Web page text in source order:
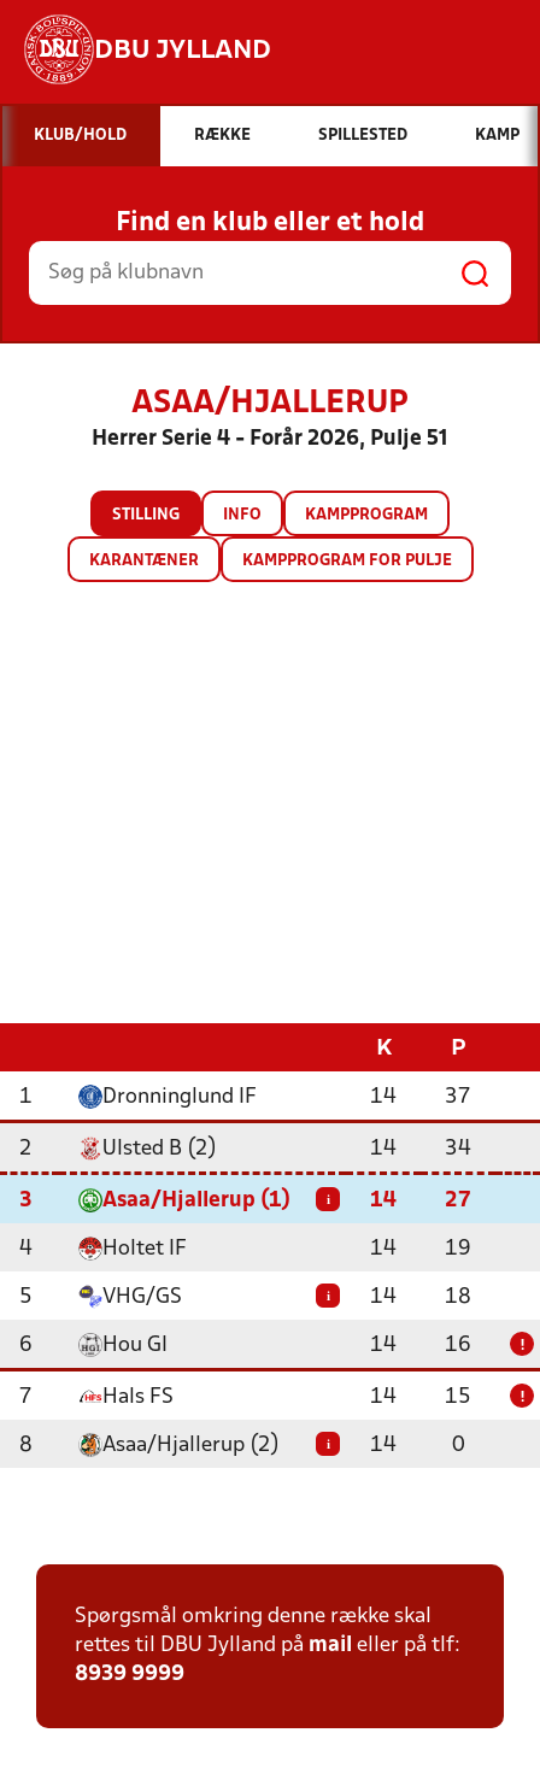
DBU JYLLAND
Hvad vil du søge efter?
INDHOLD OG NYHEDER
STILLINGER, RESULTATER, KLUBBER OG
HOLD
KLUB/HOLD RÆKKE SPILLESTED KAMP
Find en klub eller et hold
ASAA/HJALLERUP
Herrer Serie 4 - Forår 2026, Pulje 51
STILLING INFO KAMPPROGRAM
KARANTÆNER KAMPPROGRAM FOR PULJE
K P
1 Dronninglund IF 14 37
2 Ulsted B (2) 14 34
3 Asaa/Hjallerup (1) i 14 27
4 Holtet IF 14 19
5 VHG/GS i 14 18
6 Hou GI 14 16 !
7 Hals FS 14 15 !
8 Asaa/Hjallerup (2) i 14 0
Spørgsmål omkring denne række skal
rettes til DBU Jylland på mail eller på tlf:
8939 9999